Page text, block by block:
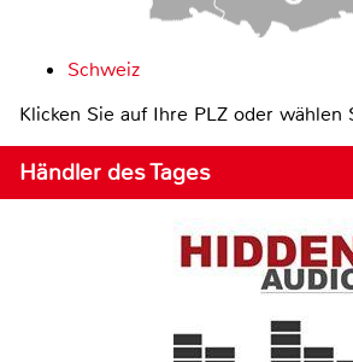
Schweiz
Klicken Sie auf Ihre PLZ oder wählen
Händler des Tages